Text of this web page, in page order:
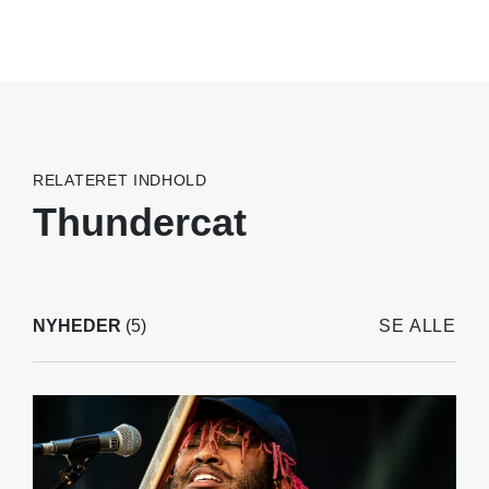
RELATERET INDHOLD
Thundercat
NYHEDER (5) SE ALLE